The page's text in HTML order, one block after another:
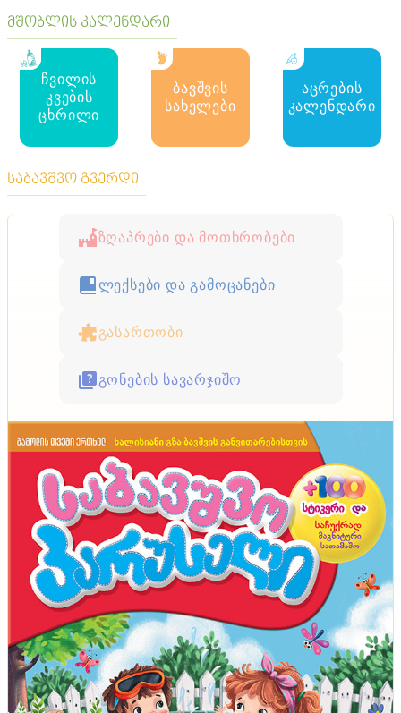
მშობლის კალენდარი
ჩვილის
კვების
ცხრილი
ბავშვის
სახელები
აცრების
კალენდარი
საბავშვო გვერდი
ზღაპრები და მოთხრობები
ლექსები და გამოცანები
გასართობი
გონების სავარჯიშო